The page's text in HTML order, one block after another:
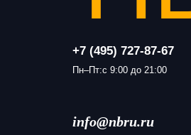
+7 (495) 727-87-67
Пн–Пт:с 9:00 до 21:00
info@nbru.ru